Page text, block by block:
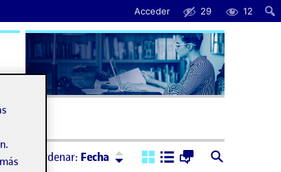
Acceder 29 12
Ordenar: Fecha Ordenar:Descendente